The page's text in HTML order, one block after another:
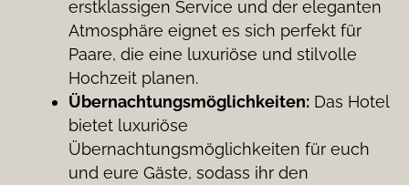
erstklassigen Service und der eleganten
Atmosphäre eignet es sich perfekt für
Paare, die eine luxuriöse und stilvolle
Hochzeit planen.
Übernachtungsmöglichkeiten: Das Hotel
bietet luxuriöse
Übernachtungsmöglichkeiten für euch
und eure Gäste, sodass ihr den